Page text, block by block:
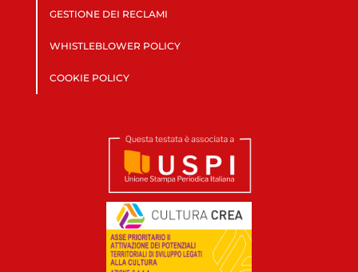
GESTIONE DEI RECLAMI
WHISTLEBLOWER POLICY
COOKIE POLICY